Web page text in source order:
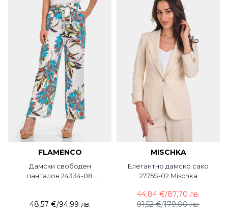
FLAMENCO
Дамски свободен
панталон 24334-08
48,57 €/94,99 лв.
MISCHKA
Елегантно дамско сако
2775S-02 Mischka
91,52 €/179,00 лв.
44,84 €/87,70 лв.